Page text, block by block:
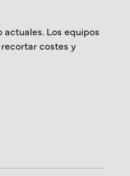
Los equipos
costes y